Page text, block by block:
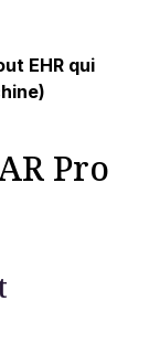
EHR qui
Pro